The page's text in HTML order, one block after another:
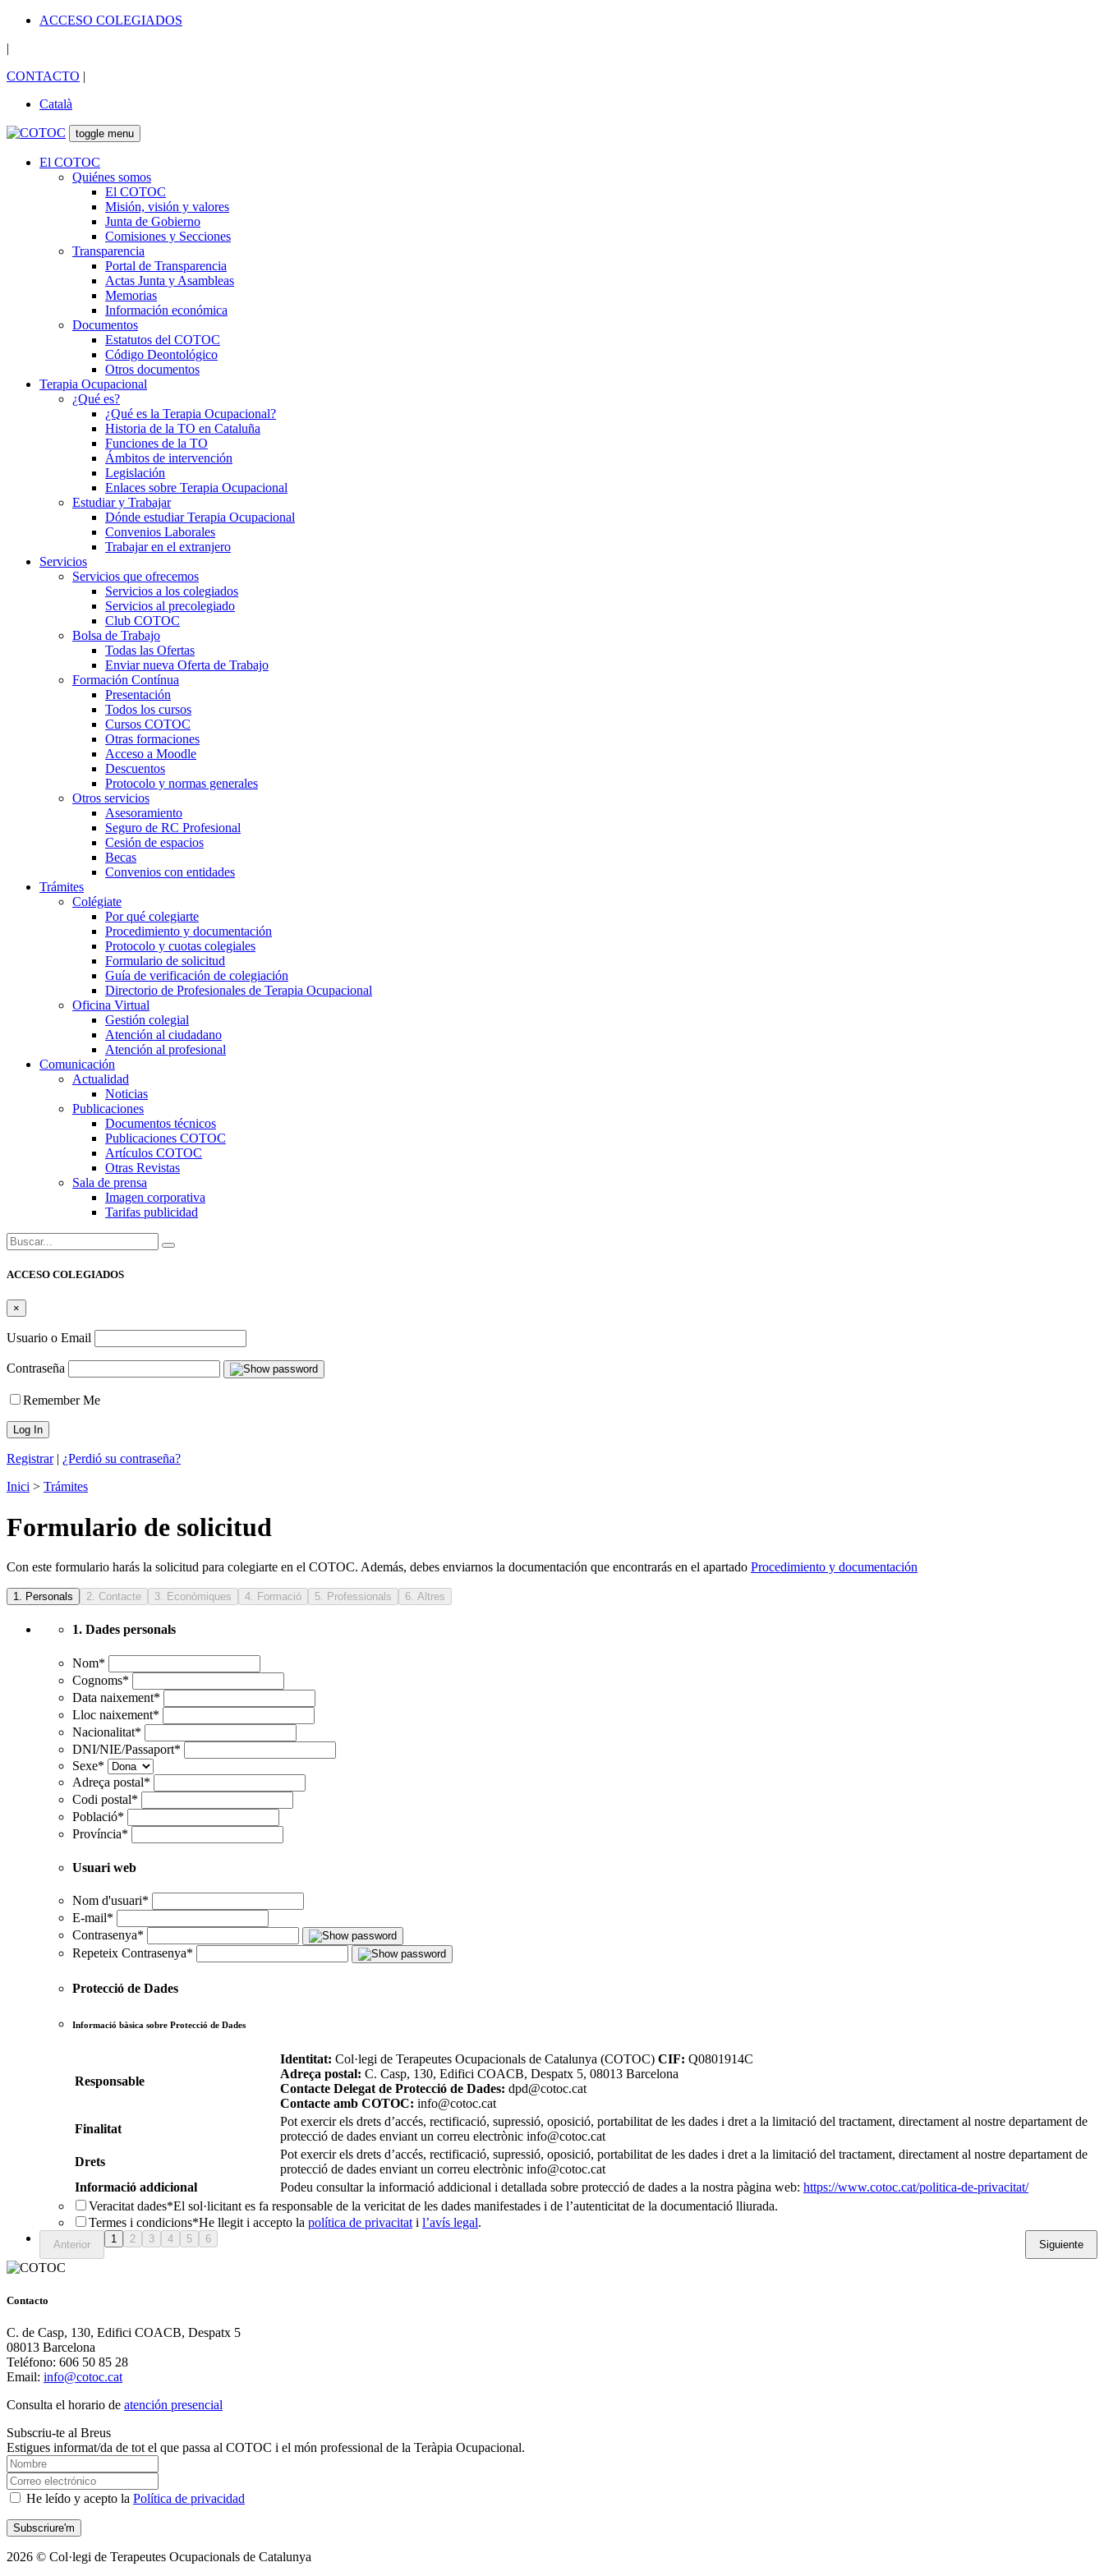
ACCESO COLEGIADOS
|
CONTACTO |
Català
toggle menu
El COTOC
Quiénes somos
El COTOC
Misión, visión y valores
Junta de Gobierno
Comisiones y Secciones
Transparencia
Portal de Transparencia
Actas Junta y Asambleas
Memorias
Información económica
Documentos
Estatutos del COTOC
Código Deontológico
Otros documentos
Terapia Ocupacional
¿Qué es?
¿Qué es la Terapia Ocupacional?
Historia de la TO en Cataluña
Funciones de la TO
Ámbitos de intervención
Legislación
Enlaces sobre Terapia Ocupacional
Estudiar y Trabajar
Dónde estudiar Terapia Ocupacional
Convenios Laborales
Trabajar en el extranjero
Servicios
Servicios que ofrecemos
Servicios a los colegiados
Servicios al precolegiado
Club COTOC
Bolsa de Trabajo
Todas las Ofertas
Enviar nueva Oferta de Trabajo
Formación Contínua
Presentación
Todos los cursos
Cursos COTOC
Otras formaciones
Acceso a Moodle
Descuentos
Protocolo y normas generales
Otros servicios
Asesoramiento
Seguro de RC Profesional
Cesión de espacios
Becas
Convenios con entidades
Trámites
Colégiate
Por qué colegiarte
Procedimiento y documentación
Protocolo y cuotas colegiales
Formulario de solicitud
Guía de verificación de colegiación
Directorio de Profesionales de Terapia Ocupacional
Oficina Virtual
Gestión colegial
Atención al ciudadano
Atención al profesional
Comunicación
Actualidad
Noticias
Publicaciones
Documentos técnicos
Publicaciones COTOC
Artículos COTOC
Otras Revistas
Sala de prensa
Imagen corporativa
Tarifas publicidad
Buscar:
ACCESO COLEGIADOS
×
Usuario o Email
Contraseña
Remember Me
Registrar| ¿Perdió su contraseña?
Inici > Trámites
Formulario de solicitud
Con este formulario harás la solicitud para colegiarte en el COTOC. Además, debes enviarnos la documentación que encontrarás en el apartado Procedimiento y documentación
1. Dades personals
Nom*
Cognoms*
Data naixement*
Lloc naixement*
Nacionalitat*
DNI/NIE/Passaport*
Sexe*
Adreça postal*
Codi postal*
Població*
Província*
Usuari web
Nom d'usuari*
E-mail*
Contrasenya*
Repeteix Contrasenya*
Protecció de Dades
Informació bàsica sobre Protecció de Dades
Responsable
Identitat: Col·legi de Terapeutes Ocupacionals de Catalunya (COTOC) CIF: Q0801914C
Adreça postal: C. Casp, 130, Edifici COACB, Despatx 5, 08013 Barcelona
Contacte Delegat de Protecció de Dades: dpd@cotoc.cat
Contacte amb COTOC: info@cotoc.cat
Finalitat
Pot exercir els drets d’accés, rectificació, supressió, oposició, portabilitat de les dades i dret a la limitació del tractament, directament al nostre departament de
protecció de dades enviant un correu electrònic info@cotoc.cat
Drets
Pot exercir els drets d’accés, rectificació, supressió, oposició, portabilitat de les dades i dret a la limitació del tractament, directament al nostre departament de
protecció de dades enviant un correu electrònic info@cotoc.cat
Informació addicional
Podeu consultar la informació addicional i detallada sobre protecció de dades a la nostra pàgina web: https://www.cotoc.cat/politica-de-privacitat/
Veracitat dades*El sol·licitant es fa responsable de la vericitat de les dades manifestades i de l’autenticitat de la documentació lliurada.
Termes i condicions*He llegit i accepto la política de privacitati l’avís legal.
Contacto
C. de Casp, 130, Edifici COACB, Despatx 5
08013 Barcelona
Teléfono: 606 50 85 28
Email: info@cotoc.cat
Consulta el horario de atención presencial
Subscriu-te al Breus
Estigues informat/da de tot el que passa al COTOC i el món professional de la Teràpia Ocupacional.
He leído y acepto la Política de privacidad
2026 © Col·legi de Terapeutes Ocupacionals de Catalunya